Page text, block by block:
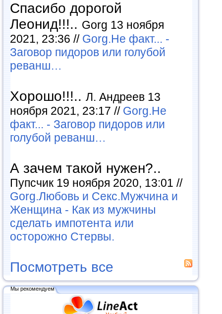
Спасибо дорогой
Леонид!!!.. Gorg 13 ноября
2021, 23:36 // Gorg.Не факт... -
Заговор пидоров или голубой
реванш…
Хорошо!!!.. Л. Андреев 13
ноября 2021, 23:17 // Gorg.Не
факт... - Заговор пидоров или
голубой реванш…
А зачем такой нужен?..
Пупсчик 19 ноября 2020, 13:01 //
Gorg.Любовь и Секс.Мужчина и
Женщина - Как из мужчины
сделать импотента или
осторожно Стервы.
Посмотреть все
Мы рекомендуем